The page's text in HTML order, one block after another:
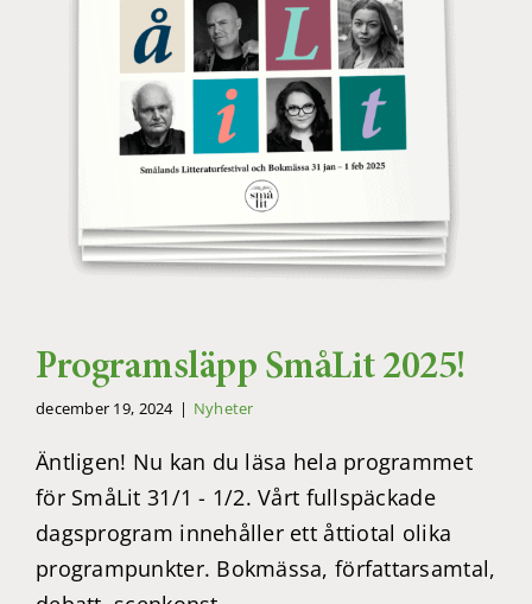
Programsläpp SmåLit 2025!
december 19, 2024 | Nyheter
Äntligen! Nu kan du läsa hela programmet
för SmåLit 31/1 - 1/2. Vårt fullspäckade
dagsprogram innehåller ett åttiotal olika
programpunkter. Bokmässa, författarsamtal,